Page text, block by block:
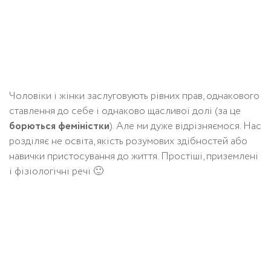
Чоловіки і жінки заслуговують рівних прав, однакового
ставлення до себе і однаково щасливої ​​долі (за це
борються феміністки). Але ми дуже відрізняємося. Нас
розділяє не освіта, якість розумових здібностей або
навички пристосування до життя. Простіші, приземлені
і фізіологічні речі 🙂